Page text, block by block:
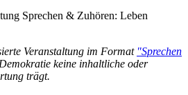
Veranstaltung im Format "Sprechen
keine inhaltliche oder
trägt.